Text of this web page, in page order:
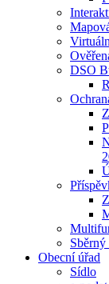
DSO
Obecní úřad
Sídlo